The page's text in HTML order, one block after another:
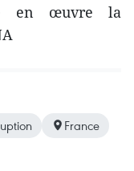
en œuvre la
France